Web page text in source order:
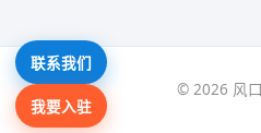
© 2026 风
联系我们
我要入驻